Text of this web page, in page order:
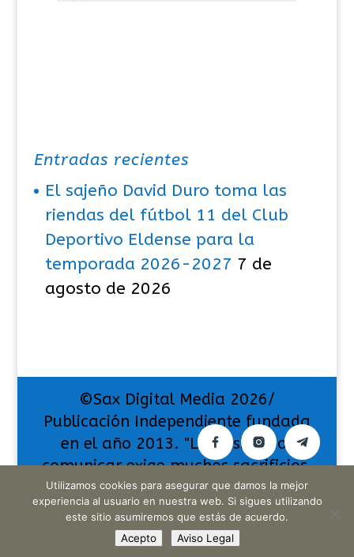
Entradas recientes
El sajeño David Duro toma las
riendas del fútbol 11 del Club
Deportivo Eldense para la
temporada 2026-2027 7 de
agosto de 2026
©Sax Digital Media 2026/
Publicación Independiente fundada
en el año 2013. "La pasión por
comunicar exige muchos sacrificios,
pero también da muchas
satisfacciones".
Utilizamos cookies para asegurar que damos la mejor
experiencia al usuario en nuestra web. Si sigues utilizando
este sitio asumiremos que estás de acuerdo.
Acepto
Aviso Legal